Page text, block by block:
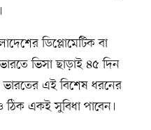
ডিপ্লোমেটিক বা
ভিসা ছাড়াই ৪৫ দিন
এই বিশেষ ধরনের
ঠিক একই সুবিধা পাবেন।